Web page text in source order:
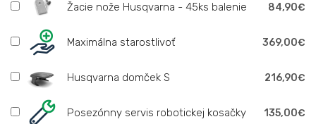
Žacie nože Husqvarna - 45ks balenie 84,90€
Maximálna starostlivoť 369,00€
Husqvarna domček S 216,90€
Posezónny servis robotickej kosačky 135,00€